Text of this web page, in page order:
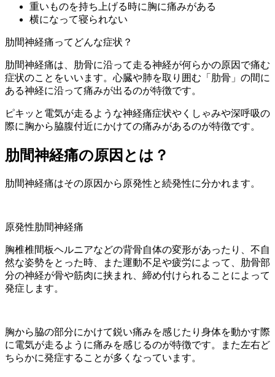
重いものを持ち上げる時に胸に痛みがある
横になって寝られない
肋間神経痛ってどんな症状？
肋間神経痛は、肋骨に沿って走る神経が何らかの原因で痛む
症状のことをいいます。心臓や肺を取り囲む「肋骨」の間に
ある神経に沿って痛みが出るのが特徴です。
ピキッと電気が走るような神経痛症状やくしゃみや深呼吸の
際に胸から脇腹付近にかけての痛みがあるのが特徴です。
肋間神経痛の原因とは？
肋間神経痛はその原因から原発性と続発性に分かれます。
原発性肋間神経痛
胸椎椎間板ヘルニアなどの背骨自体の変形があったり、不自
然な姿勢をとった時、また運動不足や疲労によって、肋骨部
分の神経が骨や筋肉に挟まれ、締め付けられることによって
発症します。
胸から脇の部分にかけて鋭い痛みを感じたり身体を動かす際
に電気が走るように痛みを感じるのが特徴です。また左右ど
ちらかに発症することが多くなっています。